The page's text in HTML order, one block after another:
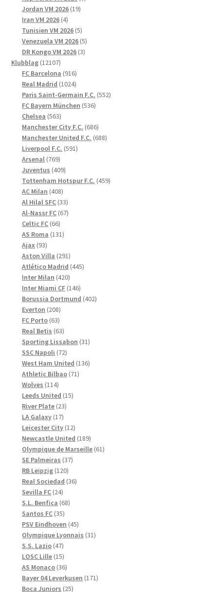
Jordan VM 2026 1919
Iran VM 2026 44
produkter
Tunisien VM 2026 55
produkter
Venezuela VM 2026 55
DR Kongo VM 2026 33
Klubblag 1210712107
produkter
FC Barcelona 916916
produkter
Real Madrid 10241024
produkter
Paris Saint-Germain F.C. 552552
FC Bayern München 536536
Chelsea 563563
produkter
Manchester City F.C. 686686
produkter
Manchester United F.C. 688688
Liverpool F.C. 591591
Arsenal 769769
produkter
Juventus 409409
produkter
Tottenham Hotspur F.C. 459459
AC Milan 408408
produkter
Al Hilal SFC 3333
produkter
Al-Nassr FC 6767
Celtic FC 6666
produkter
AS Roma 131131
Ajax 9393
produkter
Aston Villa 291291
produkter
Atlético Madrid 445445
Inter Milan 420420
produkter
Inter Miami CF 146146
produkter
Borussia Dortmund 402402
Everton 208208
produkter
FC Porto 6363
produkter
Real Betis 6363
produkter
Sporting Lissabon 3131
SSC Napoli 7272
produkter
West Ham United 136136
Athletic Bilbao 7171
Wolves 114114
produkter
Leeds United 1515
River Plate 2323
LA Galaxy 1717
produkter
Leicester City 1212
produkter
Newcastle United 189189
produkter
Olympique de Marseille 6161
SE Palmeiras 3737
RB Leipzig 120120
produkter
Real Sociedad 3636
Sevilla FC 2424
produkter
S.L. Benfica 6868
Santos FC 3535
produkter
PSV Eindhoven 4545
produkter
Olympique Lyonnais 3131
S.S. Lazio 4747
produkter
LOSC Lille 1515
produkter
AS Monaco 3636
produkter
Bayer 04 Leverkusen 171171
Boca Juniors 2525